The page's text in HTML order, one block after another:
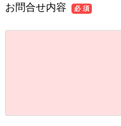
お問合せ内容 必 須